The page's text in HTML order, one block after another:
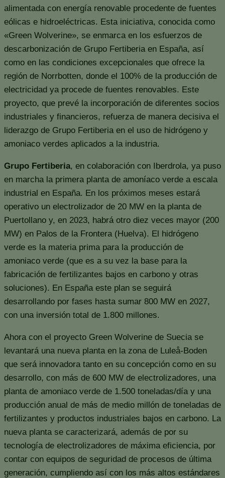
alimentada con energía renovable procedente de fuentes
eólicas e hidroeléctricas. Esta iniciativa, conocida como
«Green Wolverine», se enmarca en los esfuerzos de
descarbonización de Grupo Fertiberia en España, así
como en las condiciones excepcionales que ofrece la
región de Norrbotten, donde el 100% de la producción de
electricidad ya procede de fuentes renovables. Este
proyecto, que prevé la incorporación de diferentes socios
industriales y financieros, refuerza de manera decisiva el
liderazgo de Grupo Fertiberia en el uso de hidrógeno y
amoniaco verdes aplicados a la industria.
Grupo Fertiberia, en colaboración con Iberdrola, ya puso
en marcha la primera planta de amoníaco verde a escala
industrial en España. En los próximos meses estará
operativo un electrolizador de 20 MW en la planta de
Puertollano y, en 2023, habrá otro diez veces mayor (200
MW) en Palos de la Frontera (Huelva). El hidrógeno
verde es la materia prima para la producción de
amoniaco verde (que es a su vez la base para la
fabricación de fertilizantes bajos en carbono y otras
soluciones). En España este plan se seguirá
desarrollando por fases hasta sumar 800 MW en 2027,
con una inversión total de 1.800 millones.
Ahora con el proyecto Green Wolverine de Suecia se
levantará una nueva planta en la zona de Luleå-Boden
que será innovadora tanto en su concepción como en su
desarrollo, con más de 600 MW de electrolizadores, una
planta de amoniaco verde de 1.500 toneladas/día y una
producción anual de más de medio millón de toneladas de
fertilizantes y productos industriales bajos en carbono. La
nueva planta se caracterizará, además de por su
tecnología de electrolizadores de máxima eficiencia, por
contar con equipos de seguridad de procesos de última
generación, cumpliendo así con los más altos estándares